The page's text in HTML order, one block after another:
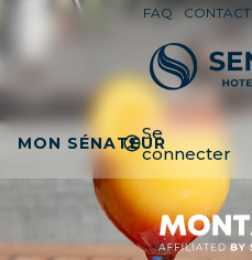
FAQ CONTACT
MON SÉNATEUR
Se
connecter